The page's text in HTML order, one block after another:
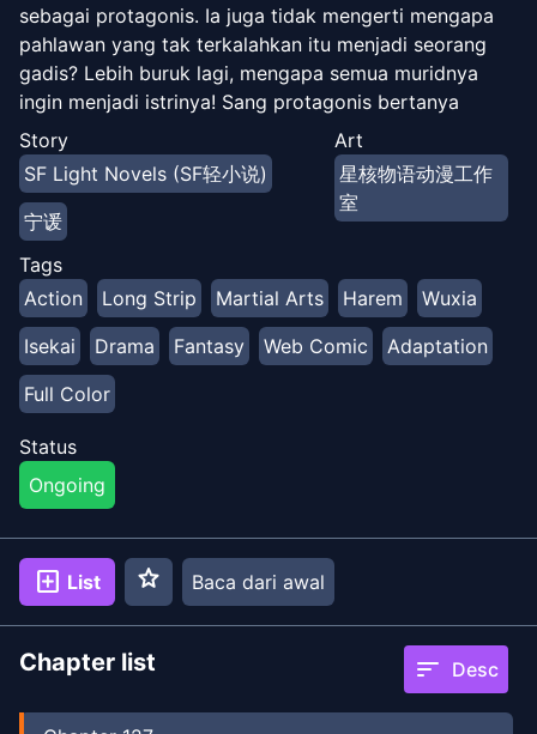
sebagai protagonis. Ia juga tidak mengerti mengapa
pahlawan yang tak terkalahkan itu menjadi seorang
gadis? Lebih buruk lagi, mengapa semua muridnya
ingin menjadi istrinya! Sang protagonis bertanya
kepadanya, “Guru! Apakah Anda ingin membawa saya
sekarang? Atau apakah saya harus membunuh murid-
murid lainnya terlebih dahulu sebelum Anda menerima
saya?”
Story
SF Light Novels (SF轻小说)
宁谖
Art
星核物语动漫工作
室
Tags
Action
Long Strip Martial Arts Harem
Wuxia
Isekai
Drama Fantasy Web Comic
Adaptation
Full Color
Status
Ongoing
add_box List star Baca dari awal
Chapter list sort Desc